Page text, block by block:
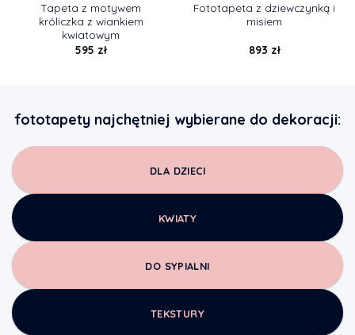
Tapeta z motywem
króliczka z wiankiem
kwiatowym
595 zł
Fototapeta z dziewczynką i
misiem
893 zł
fototapety najchętniej wybierane do dekoracji:
DLA DZIECI
KWIATY
DO SYPIALNI
TEKSTURY